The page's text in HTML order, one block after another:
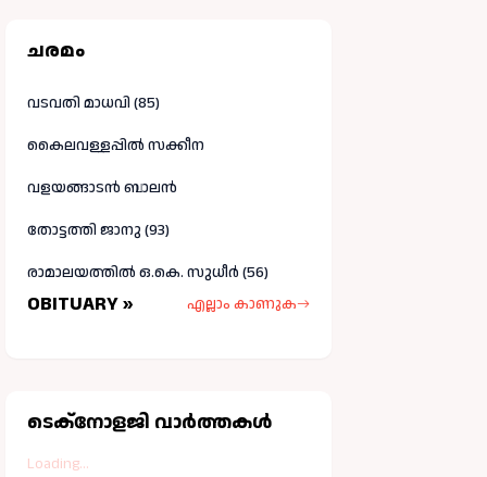
ചരമം
വടവതി മാധവി (85)
കൈലവള്ളപ്പിൽ സക്കീന
വളയങ്ങാടൻ ബാലൻ
തോട്ടത്തി ജാനു (93)
രാമാലയത്തിൽ ഒ.കെ. സുധീർ (56)
OBITUARY » എല്ലാം കാണുക
ടെക്നോളജി വാർത്തകള്‍
Loading...